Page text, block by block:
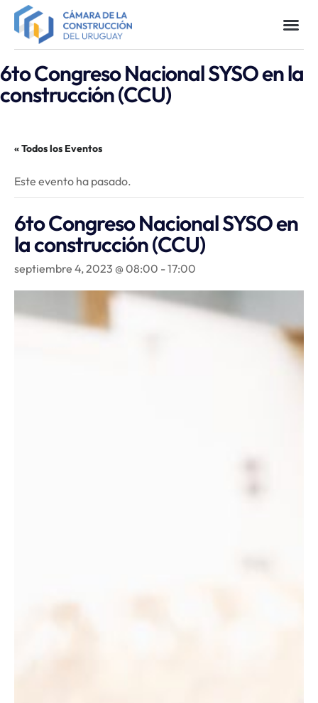
6to Congreso Nacional SYSO en la
construcción (CCU)
« Todos los Eventos
Este evento ha pasado.
6to Congreso Nacional SYSO en
la construcción (CCU)
septiembre 4, 2023 @ 08:00 -17:00